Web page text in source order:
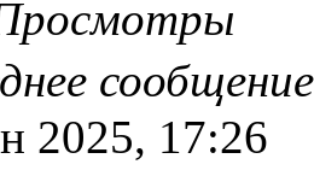
2025, 17:26